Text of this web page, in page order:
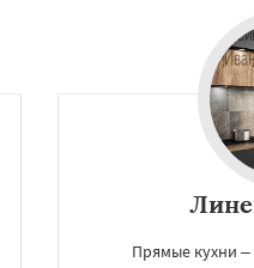
Прямые кухни